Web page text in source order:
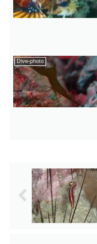
Dive-photo